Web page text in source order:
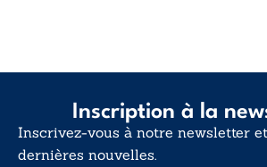
Inscription à la
Inscrivez-vous à notre newsletter
dernières nouvelles.